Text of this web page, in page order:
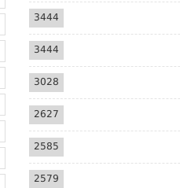
3444
3444
3028
2627
2585
2579